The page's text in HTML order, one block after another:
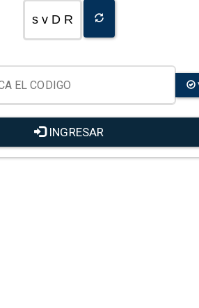
s v D R
INGRESAR